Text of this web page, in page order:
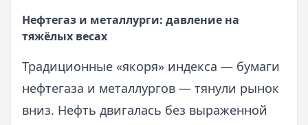
Нефтегаз и металлурги: давление на
тяжёлых весах
Традиционные «якоря» индекса — бумаги
нефтегаза и металлургов — тянули рынок
вниз. Нефть двигалась без выраженной